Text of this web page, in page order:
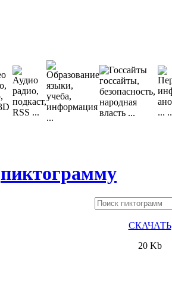
пиктограмму
СКАЧАТЬ
20 Kb